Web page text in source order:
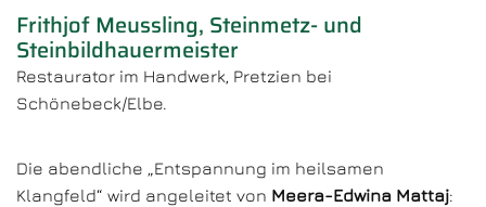
Frithjof Meussling, Steinmetz- und
Steinbildhauermeister
Restaurator im Handwerk, Pretzien bei
Schönebeck/Elbe.
Die abendliche „Entspannung im heilsamen
Klangfeld“ wird angeleitet von Meera-Edwina Mattaj: